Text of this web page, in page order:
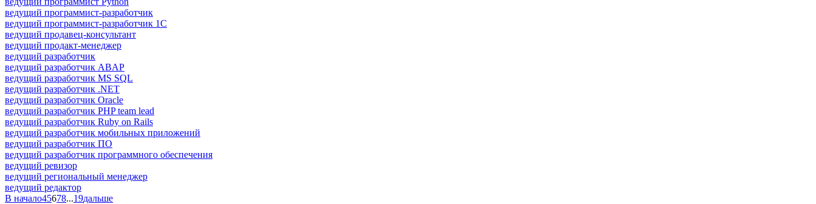
ведущий программист-разработчик
ведущий программист-разработчик 1С
ведущий продавец-консультант
ведущий продакт-менеджер
ведущий разработчик
ведущий разработчик ABAP
ведущий разработчик MS SQL
ведущий разработчик .NET
ведущий разработчик Oracle
ведущий разработчик PHP team lead
ведущий разработчик Ruby on Rails
ведущий разработчик мобильных приложений
ведущий разработчик ПО
ведущий разработчик программного обеспечения
ведущий ревизор
ведущий региональный менеджер
ведущий редактор
В начало45678...19дальше